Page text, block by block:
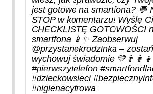
jest gotowe na smartfona? 💬
STOP w komentarzu! Wyślę Ci
CHECKLISTĘ GOTOWOŚCI
smartfona 📱✨ Zaobserwuj
@przystanekrodzinka –
wychowuj świadomie
#pierwszytelefon
#dzieckowsieci
#higienacyfrowa